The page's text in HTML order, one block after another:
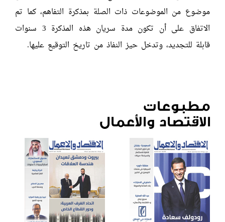
موضوع من الموضوعات ذات الصلة بمذكرة التفاهم، كما تم
الاتفاق على أن تكون مدة سريان هذه المذكرة 3 سنوات
قابلة للتجديد، وتدخل حيز النفاذ من تاريخ التوقيع عليها.
مطبوعات
الاقتصاد والأعمال